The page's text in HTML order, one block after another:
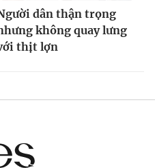
dân thận trọng
không quay lưng
thịt lợn